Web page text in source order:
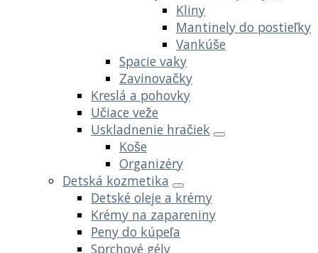
Kliny
Mantinely do postieľky
Vankúše
Spacie vaky
Zavinovačky
Kreslá a pohovky
Učiace veže
Uskladnenie hračiek
Koše
Organizéry
Detská kozmetika
Detské oleje a krémy
Krémy na zapareniny
Peny do kúpeľa
Sprchové gély